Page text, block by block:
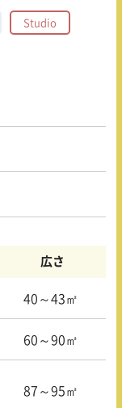
Studio
広さ
40～43㎡
60～90㎡
87～95㎡